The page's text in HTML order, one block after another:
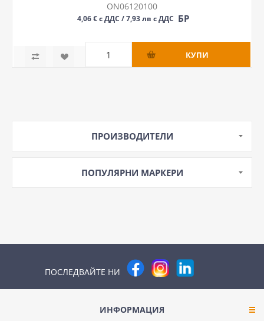
ON06120100
4,06 € с ДДС / 7,93 лв с ДДС БР
ПРОИЗВОДИТЕЛИ
ПОПУЛЯРНИ МАРКЕРИ
ПОСЛЕДВАЙТЕ НИ
ИНФОРМАЦИЯ